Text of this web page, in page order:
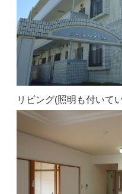
リビング(照明も付いて